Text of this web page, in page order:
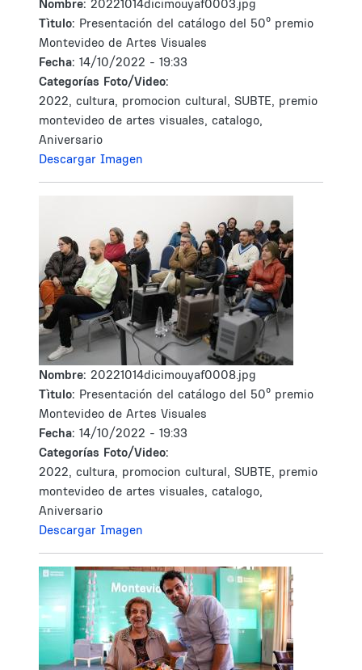
Nombre: 20221014dicimouyaf0003.jpg
Tìtulo: Presentación del catálogo del 50º premio
Montevideo de Artes Visuales
Fecha: 14/10/2022 - 19:33
Categorías Foto/Video:
2022, cultura, promocion cultural, SUBTE, premio
montevideo de artes visuales, catalogo,
Aniversario
Descargar Imagen
Nombre: 20221014dicimouyaf0008.jpg
Tìtulo: Presentación del catálogo del 50º premio
Montevideo de Artes Visuales
Fecha: 14/10/2022 - 19:33
Categorías Foto/Video:
2022, cultura, promocion cultural, SUBTE, premio
montevideo de artes visuales, catalogo,
Aniversario
Descargar Imagen